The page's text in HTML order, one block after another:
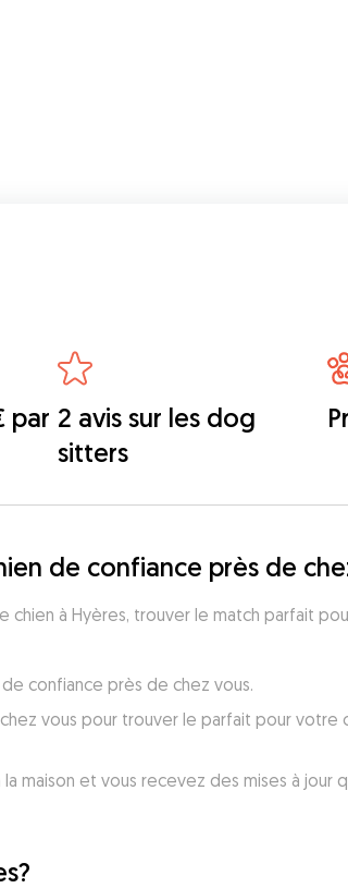
par 2 avis sur les dog
sitters
de confiance près de
à Hyères, trouver le match parfait
confiance près de chez vous.
vous pour trouver le parfait pour votre
maison et vous recevez des mises à jour